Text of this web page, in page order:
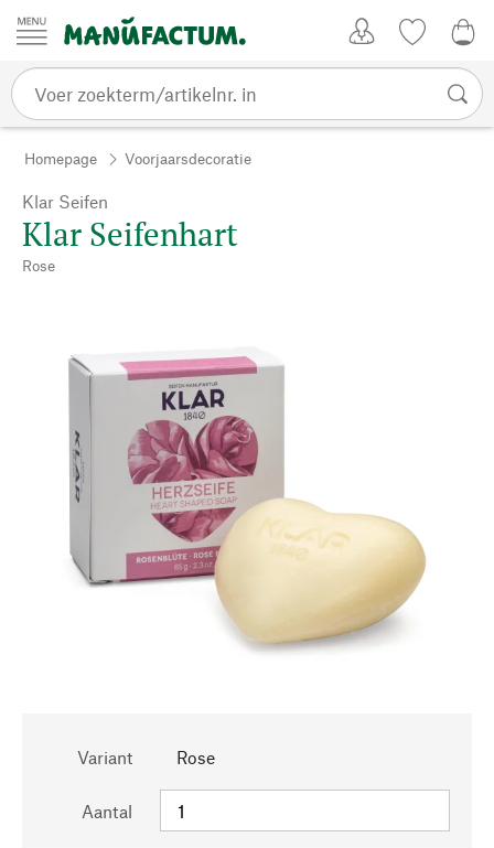
Passer au contenu
Homepage Voorjaarsdecoratie
Klar Seifen
Klar Seifenhart
Rose
Variant Rose
Aantal